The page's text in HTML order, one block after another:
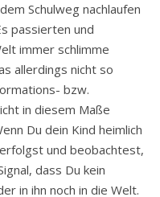
Schulweg nachlaufen
passierten und
immer schlimme
allerdings nicht so
bzw.
in diesem Maße
Du dein Kind heimlich
und beobachtest,
dass Du kein
in ihn noch in die Welt.